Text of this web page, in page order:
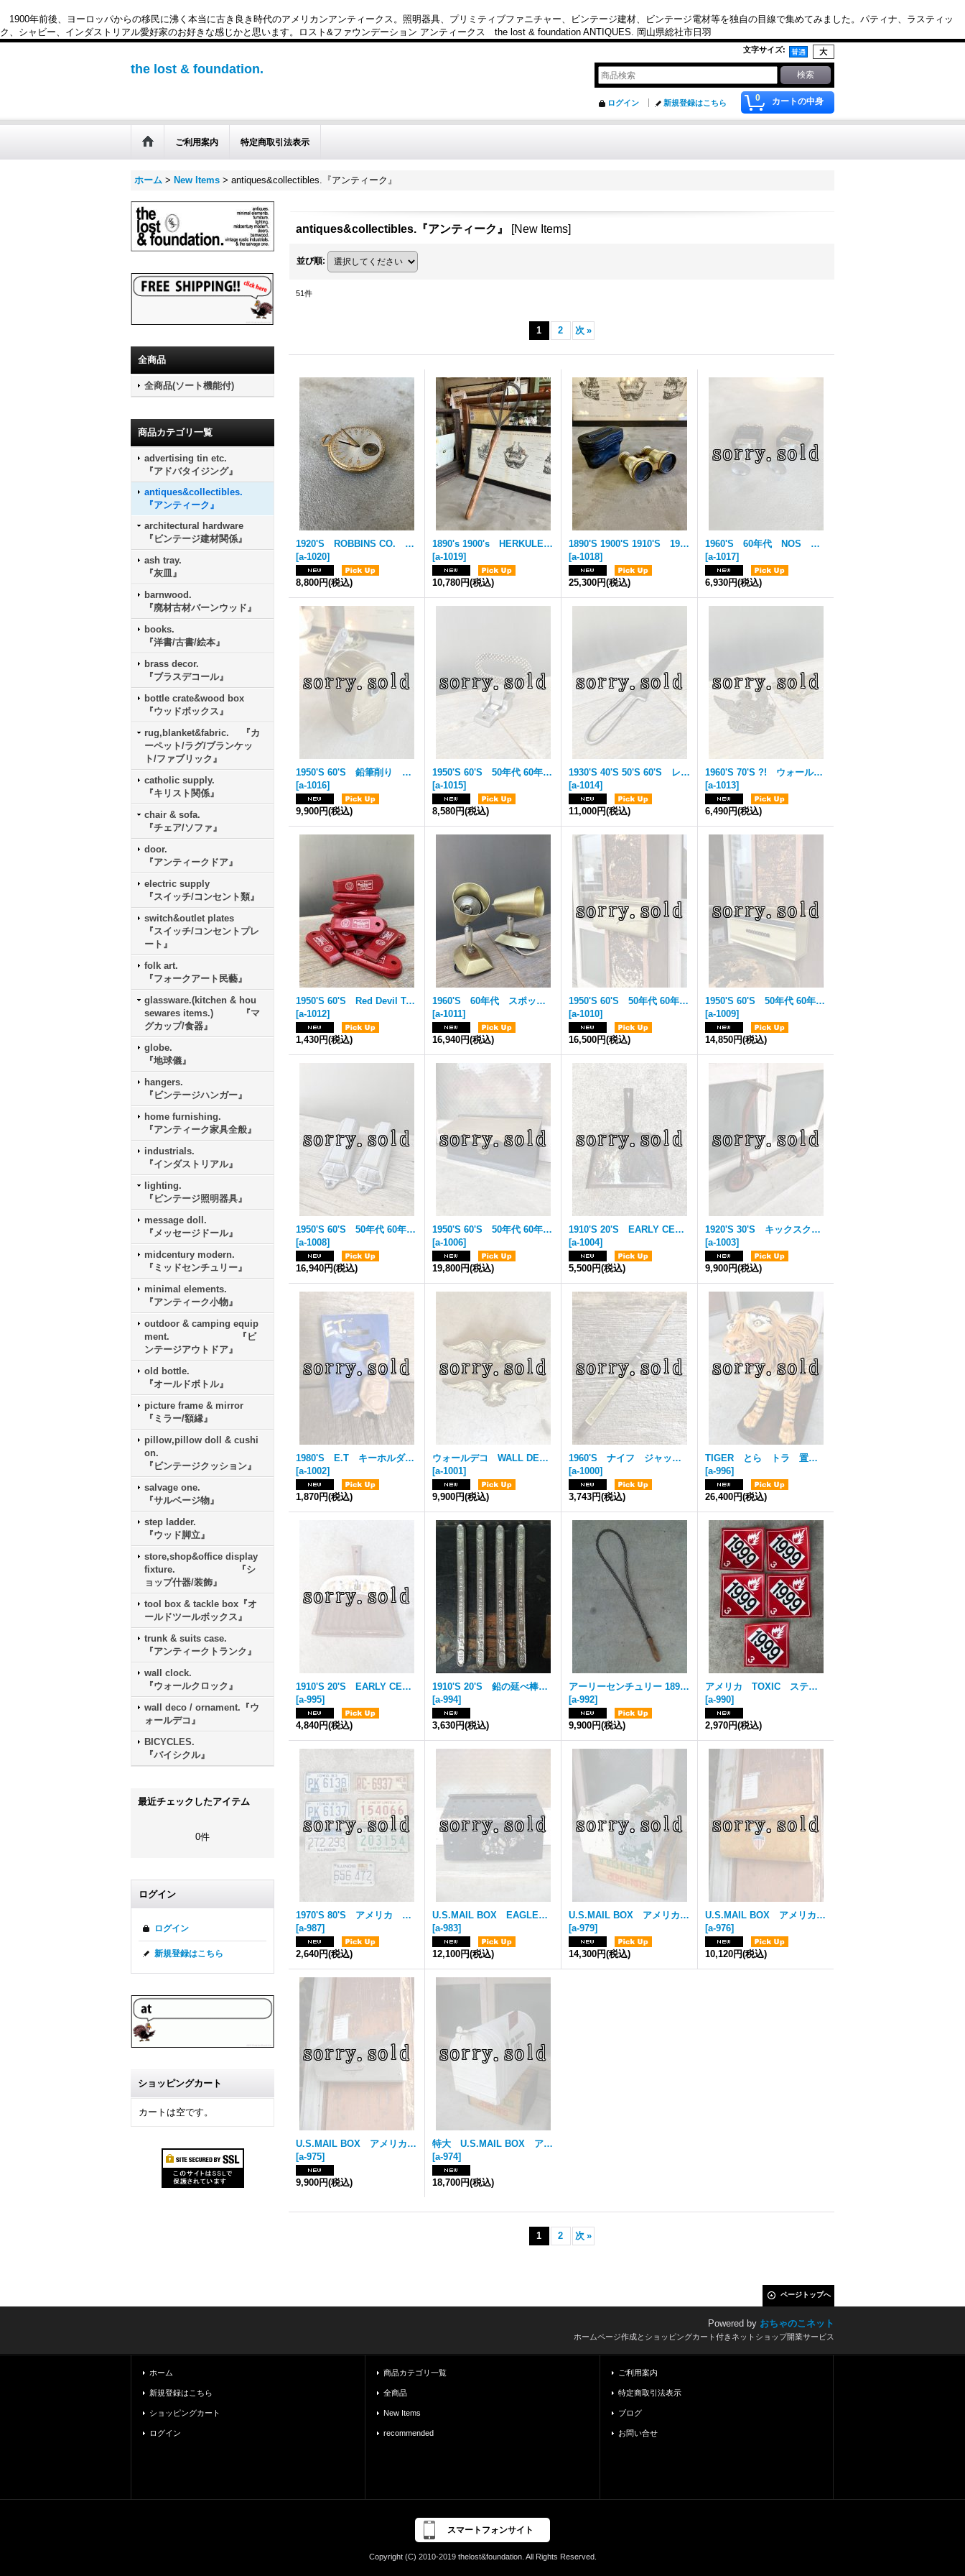
1900年前後、ヨーロッパからの移民に沸く本当に古き良き時代のアメリカンアンティークス。照明器具、プリミティブファニチャー、ビンテージ建材、ビンテージ電材等を独自の目線で集めてみました。パティナ、ラスティッ
ク、シャビー、インダストリアル愛好家のお好きな感じかと思います。ロスト&ファウンデーション アンティークス the lost & foundation ANTIQUES. 岡山県総社市日羽
文字サイズ:
the lost & foundation.
0 カートの中身
ログイン 新規登録はこちら
ご利用案内 特定商取引法表示
ホーム > New Items > antiques&collectibles.『アンティーク』
全商品
全商品(ソート機能付)
商品カテゴリ一覧
advertising tin etc.
『アドバタイジング』
antiques&collectibles.
『アンティーク』
architectural hardware
『ビンテージ建材関係』
ash tray.
『灰皿』
barnwood.
『廃材古材バーンウッド』
books.
『洋書/古書/絵本』
brass decor.
『ブラスデコール』
bottle crate&wood box
『ウッドボックス』
rug,blanket&fabric. 『カ
ーペット/ラグ/ブランケッ
ト/ファブリック』
catholic supply.
『キリスト関係』
chair & sofa.
『チェア/ソファ』
door.
『アンティークドア』
electric supply
『スイッチ/コンセント類』
switch&outlet plates
『スイッチ/コンセントプレ
ート』
folk art.
『フォークアート民藝』
glassware.(kitchen & hou
sewares items.) 『マ
グカップ/食器』
globe.
『地球儀』
hangers.
『ビンテージハンガー』
home furnishing.
『アンティーク家具全般』
industrials.
『インダストリアル』
lighting.
『ビンテージ照明器具』
message doll.
『メッセージドール』
midcentury modern.
『ミッドセンチュリー』
minimal elements.
『アンティーク小物』
outdoor & camping equip
ment. 『ビ
ンテージアウトドア』
old bottle.
『オールドボトル』
picture frame & mirror
『ミラー/額縁』
pillow,pillow doll & cushi
on.
『ビンテージクッション』
salvage one.
『サルベージ物』
step ladder.
『ウッド脚立』
store,shop&office display
fixture. 『シ
ョップ什器/装飾』
tool box & tackle box『オ
ールドツールボックス』
trunk & suits case.
『アンティークトランク』
wall clock.
『ウォールクロック』
wall deco / ornament.『ウ
ォールデコ』
BICYCLES.
『バイシクル』
最近チェックしたアイテム
0件
ログイン
ログイン
新規登録はこちら
ショッピングカート
カートは空です。
antiques&collectibles.『アンティーク』 [New Items]
並び順:
51件
1 2 次 »
1920'S ROBBINS CO. 日時計 Pocket Sundial Watch Egyptian Revival ポケットウォッチ ウイング スフィンクス 太陽 オールドエジプト装飾 ブラス 真鍮 ネックレスやアクセサリーに！ アンティーク ビンテージ
[a-1020]
8,800円(税込)
1890's 1900's HERKULES HERCULES ハーキュラス ヘラクレス ドイツ製 GERMAN FUTON BEATER アーリーセンチュリー 布団たたき Carpet beater フトンビーター ワイヤーアート スチール エキスパンドメタル ウッド プリミティブ ブロカント Brocante ウォールデコに ディスプレイに アンティーク ビンテージ
[a-1019]
10,780円(税込)
1890'S 1900'S 1910'S 19世紀 Binoculars ビノキュラー 双眼鏡 オペラグラス ソリッドブラス 真鍮 Mother of Pearl 真珠母貝 白蝶貝 黒蝶貝 レザーケース付 シルク ミントコンディション アンティーク ビンテージ
[a-1018]
25,300円(税込)
1960'S 60年代 NOS ライト スイッチ ワイパー スイッチ 2個セット ミッドセンチュリー VW CHEVY FORD DODGE VAN BUS エアストリーム キャンピングトレーラー ビンテージカー 室内灯 車内灯 マップランプ 24V 12V 6V アメリカ アンティーク ビンテージ
[a-1017]
6,930円(税込)
1950'S 60'S 鉛筆削り ペンシルシャープナー MIDGET APSCO PRODUCTS INC LOS ANGELS MADE IN USA えんぴつ エンピツ アンティーク ビンテージ
[a-1016]
9,900円(税込)
1950'S 60'S 50年代 60年代 クロムメッキ フォールディングステップ フットステップ ミッドセンチュリー VW CHEVY FORD VAN BUS エアストリーム キャンピングトレーラー ビンテージカー アメ車 アイアン 鉄 折り畳みステップ コートフックやフラワーベースなどにも！ アンティーク ビンテージ
[a-1015]
8,580円(税込)
1930'S 40'S 50'S 60'S レア！ クラシックブレッドナイフ UNIVERSAL Landers Frary & Clark社 スチール アイアン オーガニックデザイン レスイズモア パン切り包丁 アンティーク ビンテージ
[a-1014]
11,000円(税込)
1960'S 70'S ?! ウォールデコ WALL DECOR EAGLE BIRD 小型 イーグル 2点セット 2PCS/SET. バード ブラス 真鍮 アンティーク ビンテージ
[a-1013]
6,490円(税込)
1950'S 60'S Red Devil Tools NOS レッドデビル スクレーパーハンドル ウッドハンドル デッドストック キーホルダー 浮き具 フローター 当時物 ビンテージ アンティーク
[a-1012]
1,430円(税込)
1960'S 60年代 スポットライト 2個セット ミッドセンチュリー VW CHEVY FORD VAN BUS エアストリーム キャンピングトレーラー ビンテージカー 室内灯 車内灯 マップランプ ピラーライト オペラライト 12V 6V アメリカ アルミ合金 ヘアライン アンティーク ビンテージ
[a-1011]
16,940円(税込)
1950'S 60'S 50年代 60年代 ミッドセンチュリー ハンマードフィニッシュ MAIL BOX アメリカ ポスト POST メールボックス 郵便受け 壁掛け ヘヴィーブラス ブラスゴールド ソリッドブラス フィフティーズ ゴシックデザイン アンティーク ビンテージ
[a-1010]
16,500円(税込)
1950'S 60'S 50年代 60年代 ミッドセンチュリー MAIL BOX アメリカ ポスト POST メールボックス 郵便受け 壁掛け ゴールド×ブラック アルミニューム フィフティーズ アンティーク ビンテージ
[a-1009]
14,850円(税込)
1950'S 60'S 50年代 60年代 デッドストック NOS GEM MFG.CO. 2個セット ミッドセンチュリー VW CHEVY FORD VAN BUS エアストリーム キャンピングトレーラー ビンテージカー 室内灯 車内灯 マップランプ ピラーライト オペラライト マーカー 12V 6V アメリカ スチール 鉄 プラスチック アンティーク ビンテージ
[a-1008]
16,940円(税込)
1950'S 60'S 50年代 60年代 ミッドセンチュリー MAIL BOX アメリカ ポスト POST メールボックス レア！ 二重蓋 カギ付き 郵便受け 壁掛け ブラック＆ゴールド スチール 鉄 シャビーシック アンティーク ビンテージ
[a-1006]
19,800円(税込)
1910'S 20'S EARLY CENTURY アーリーセンチュリー ちりとり dustpan ダストパン アイアン アンティーク ビンテージ
[a-1004]
5,500円(税込)
1920'S 30'S キックスクーター キックボード ショップディスプレイに！ アンティーク ビンテージ
[a-1003]
9,900円(税込)
1980'S E.T キーホルダー NOS 当時物 おもちゃ フィギュア デッドストック ビンテージ
[a-1002]
1,870円(税込)
ウォールデコ WALL DECOR EAGLE BIRD 大型 イーグル バード アルミ合金 アンティーク ビンテージ
[a-1001]
9,900円(税込)
1960'S ナイフ ジャックナイフ 小型 paper knife ミッドセンチュリー ペーパーナイフ 1960’S スチール アンティーク ビンテージ
[a-1000]
3,743円(税込)
TIGER とら トラ 置物 オブジェ タイガー 虎 オブジェ 陶器 石膏 アンティーク ビンテージ
[a-996]
26,400円(税込)
1910'S 20'S EARLY CENTURY アーリーセンチュリー ちりとり dustpan ダストパン 花柄 メタル アンティーク ビンテージ
[a-995]
4,840円(税込)
1910'S 20'S 鉛の延べ棒 NATIONAL LEAD CO. ペーパーウェイト 文鎮 アンティーク ビンテージ
[a-994]
3,630円(税込)
アーリーセンチュリー 1890's 1900's 布団たたき Carpet futon beater フトンビーター ワイヤーアート メタル 木製 アンティーク ビンテージ
[a-992]
9,900円(税込)
アメリカ TOXIC ステッカーセット アンティーク ビンテージ
[a-990]
2,970円(税込)
1970'S 80'S アメリカ MOTORCYCLE VINTAGE オートバイ モーターサイクル ナンバープレート メタル アンティーク ビンテージ
[a-987]
2,640円(税込)
U.S.MAIL BOX EAGLE アメリカ ポスト メールボックス 壁掛け イーグル 装飾 メタル アンティーク ビンテージ
[a-983]
12,100円(税込)
U.S.MAIL BOX アメリカ ポスト メールボックス メタル シャビー アンティーク ビンテージ
[a-979]
14,300円(税込)
U.S.MAIL BOX アメリカ ポスト メールボックス 壁掛け デカール メタル シャビーシック アンティーク ビンテージ
[a-976]
10,120円(税込)
U.S.MAIL BOX アメリカ ポスト メールボックス 壁掛け アルミ アンティーク ビンテージ
[a-975]
9,900円(税込)
特大 U.S.MAIL BOX アメリカ ポスト メールボックス メタル 特大 アンティーク ビンテージ
[a-974]
18,700円(税込)
1 2 次 »
ページトップへ
Powered by おちゃのこネット
ホームページ作成とショッピングカート付きネットショップ開業サービス
ホーム
新規登録はこちら
ショッピングカート
ログイン
商品カテゴリ一覧
全商品
New Items
recommended
ご利用案内
特定商取引法表示
ブログ
お問い合せ
スマートフォンサイト
Copyright (C) 2010-2019 thelost&foundation. All Rights Reserved.